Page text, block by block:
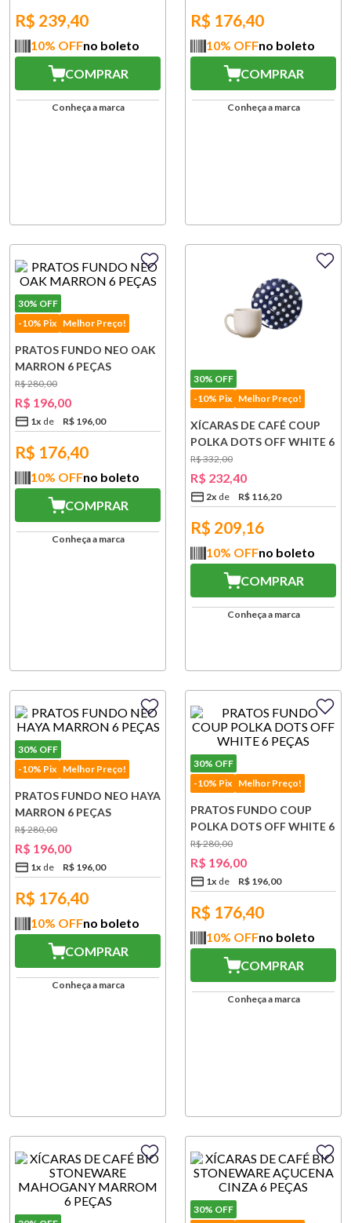
R$ 239,40
10% OFFno boleto
COMPRAR
Conheça a marca
R$ 176,40
10% OFFno boleto
COMPRAR
Conheça a marca
30% OFF
-10% Pix Melhor Preço!
PRATOS FUNDO NEO OAK
MARRON 6 PEÇAS
R$280,00
R$ 196,00
1x R$ 196,00
R$ 176,40
10% OFFno boleto
COMPRAR
Conheça a marca
30% OFF
-10% Pix Melhor Preço!
XÍCARAS DE CAFÉ COUP
POLKA DOTS OFF WHITE 6
PEÇAS
R$332,00
R$ 232,40
2x R$ 116,20
R$ 209,16
10% OFFno boleto
COMPRAR
Conheça a marca
30% OFF
-10% Pix Melhor Preço!
PRATOS FUNDO NEO HAYA
MARRON 6 PEÇAS
R$280,00
R$ 196,00
1x R$ 196,00
R$ 176,40
10% OFFno boleto
COMPRAR
Conheça a marca
30% OFF
-10% Pix Melhor Preço!
PRATOS FUNDO COUP
POLKA DOTS OFF WHITE 6
PEÇAS
R$280,00
R$ 196,00
1x R$ 196,00
R$ 176,40
10% OFFno boleto
COMPRAR
Conheça a marca
30% OFF